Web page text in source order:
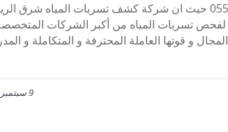
شركة فحص تسربات المياه شرق الرياض 0553445129 حيث ان شركة كشف تسربات المياه شرق
افنان لفحص تسربات المياه من أكبر الشركات
و قوتها العاملة المحترفة و المتكاملة و
9 سبتمبر، 2024